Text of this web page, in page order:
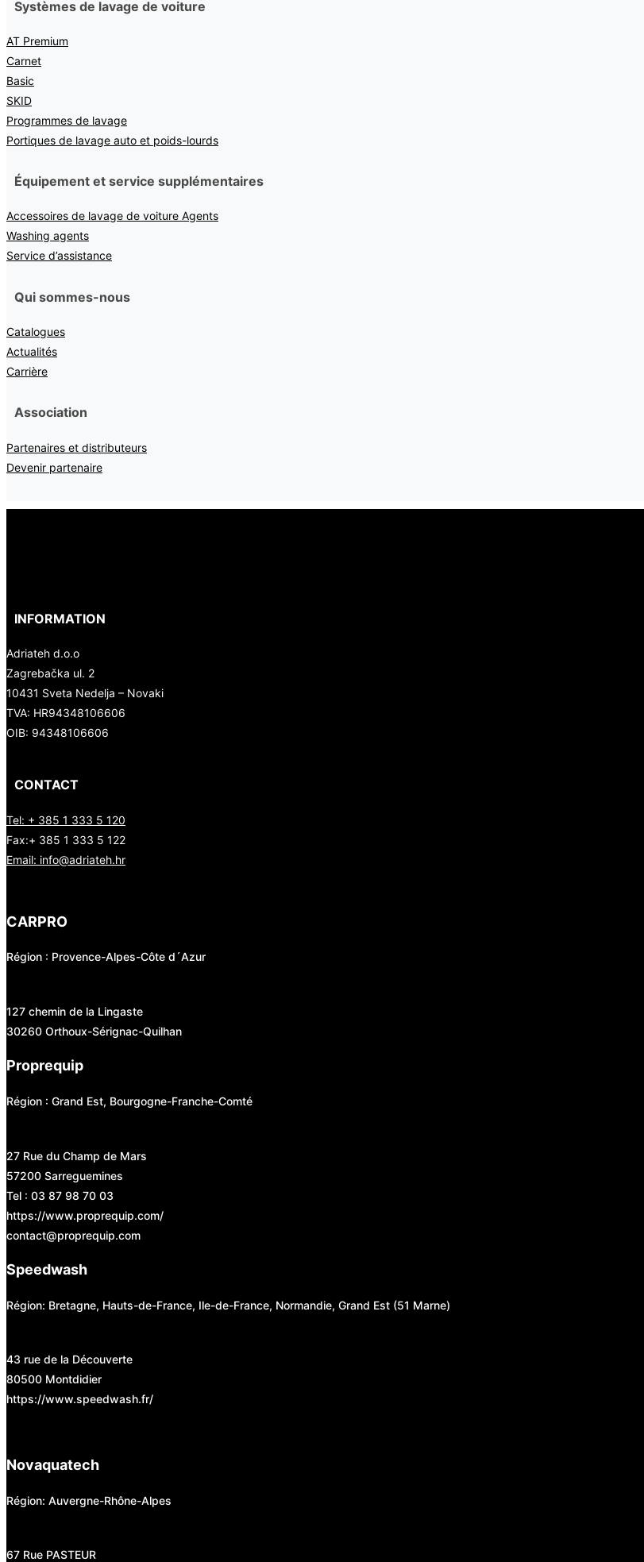
Systèmes de lavage de voiture
AT Premium
Carnet
Basic
SKID
Programmes de lavage
Portiques de lavage auto et poids-lourds
Équipement et service supplémentaires
Accessoires de lavage de voiture Agents
Washing agents
Service d’assistance
Qui sommes-nous
Catalogues
Actualités
Carrière
Association
Partenaires et distributeurs
Devenir partenaire
INFORMATION
Adriateh d.o.o
Zagrebačka ul. 2
10431 Sveta Nedelja – Novaki
TVA: HR94348106606
OIB: 94348106606
CONTACT
Tel: + 385 1 333 5 120
Fax:+ 385 1 333 5 122
Email: info@adriateh.hr
CARPRO
Région : Provence-Alpes-Côte d´Azur
127 chemin de la Lingaste
30260 Orthoux-Sérignac-Quilhan
Proprequip
Région : Grand Est, Bourgogne-Franche-Comté
27 Rue du Champ de Mars
57200 Sarreguemines
Tel : 03 87 98 70 03
https://www.proprequip.com/
contact@proprequip.com
Speedwash
Région: Bretagne, Hauts-de-France, Ile-de-France, Normandie, Grand Est (51 Marne)
43 rue de la Découverte
80500 Montdidier
https://www.speedwash.fr/
Novaquatech
Région: Auvergne-Rhône-Alpes
67 Rue PASTEUR